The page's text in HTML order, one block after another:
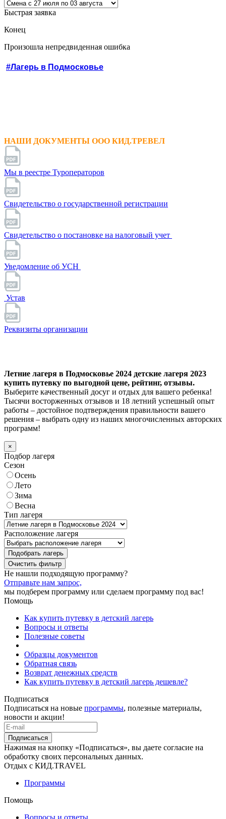
Быстрая заявка
Конец
Произошла непредвиденная ошибка
#Лагерь в Подмосковье
НАШИ ДОКУМЕНТЫ ООО КИД.ТРЕВЕЛ
Мы в реестре Туроператоров
Свидетельство о государственной регистрации
Свидетельство о постановке на налоговый учет
Уведомление об УСН
Устав
Реквизиты организации
Летние лагеря в Подмосковье 2024 детские лагеря 2023
купить путевку по выгодной цене, рейтинг, отзывы.
Выберите качественный досуг и отдых для вашего ребенка!
Тысячи восторженных отзывов и 18 летний успешный опыт
работы – достойное подтверждения правильности вашего
решения – выбрать одну из наших многочисленных авторских
программ!
×
Подбор лагеря
Сезон
Осень
Лето
Зима
Весна
Тип лагеря
Расположение лагеря
Подобрать лагерь
Не нашли подходящую программу?
Отправьте нам запрос,
мы подберем программу или сделаем программу под вас!
Помощь
Как купить путевку в детский лагерь
Вопросы и ответы
Полезные советы
Образцы документов
Обратная связь
Возврат денежных средств
Как купить путевку в детский лагерь дешевле?
Подписаться
Подписаться на новые программы, полезные материалы,
новости и акции!
Подписаться
Нажимая на кнопку «Подписаться», вы даете согласие на
обработку своих персональных данных.
Отдых с КИД.TRAVEL
Программы
Помощь
Вопросы и ответы